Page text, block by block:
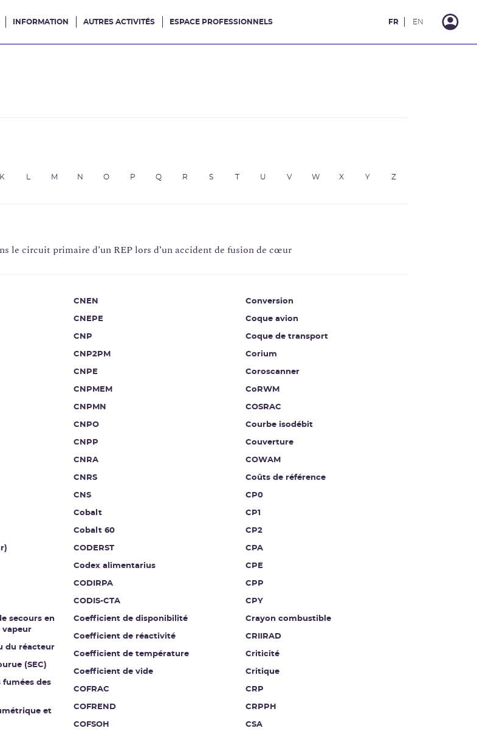
INFORMATION AUTRES ACTIVITÉS ESPACE PROFESSIONNELS FR EN
K M N O P Q R S T U V W X Y Z
le circuit primaire d’un REP lors d’un accident de fusion de cœur
secours en
vapeur
du réacteur
(SEC)
des
et
CNEN
CNEPE
CNP
CNP2PM
CNPE
CNPMEM
CNPMN
CNPO
CNPP
CNRA
CNRS
CNS
Cobalt
Cobalt 60
CODERST
Codex alimentarius
CODIRPA
CODIS-CTA
Coefficient de disponibilité
Coefficient de réactivité
Coefficient de température
Coefficient de vide
COFRAC
COFREND
COFSOH
Conversion
Coque avion
Coque de transport
Corium
Coroscanner
CoRWM
COSRAC
Courbe isodébit
Couverture
COWAM
Coûts de référence
CP0
CP1
CP2
CPA
CPE
CPP
CPY
Crayon combustible
CRIIRAD
Criticité
Critique
CRP
CRPPH
CSA